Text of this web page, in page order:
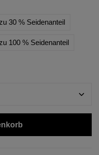
30 % Seidenanteil
100 % Seidenanteil